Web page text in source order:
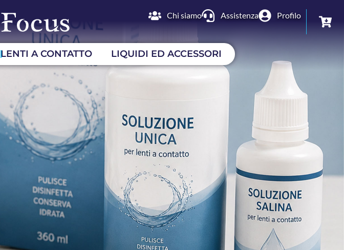
Chi siamo Assistenza Profilo
LENTI A CONTATTO LIQUIDI ED ACCESSORI